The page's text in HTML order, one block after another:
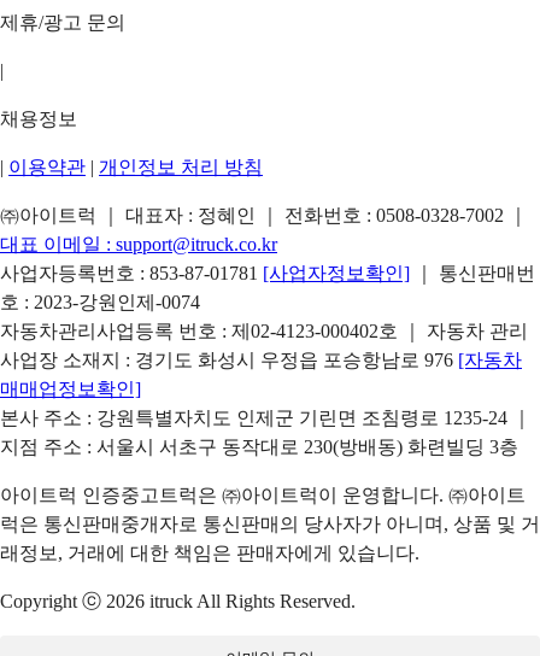
제휴/광고 문의
|
채용정보
| 이용약관 | 개인정보 처리 방침
㈜아이트럭 ｜ 대표자 : 정혜인 ｜ 전화번호 : 0508-0328-7002
대표 이메일 : support@itruck.co.kr
사업자등록번호 : 853-87-01781 [사업자정보확인]
｜ 통신판매번
호 : 2023-강원인제-0074
자동차관리사업등록 번호 : 제02-4123-000402호 ｜ 자동차 관리
사업장 소재지 : 경기도 화성시 우정읍 포승항남로 976 [자동차
매매업정보확인]
본사 주소 : 강원특별자치도 인제군 기린면 조침령로 1235-24 ｜
지점 주소 : 서울시 서초구 동작대로 230(방배동) 화련빌딩 3층
아이트럭 인증중고트럭은 ㈜아이트럭이 운영합니다. ㈜아이트
럭은 통신판매중개자로 통신판매의 당사자가 아니며, 상품 및 거
래정보, 거래에 대한 책임은 판매자에게 있습니다.
Copyright ⓒ 2026 itruck All Rights Reserved.